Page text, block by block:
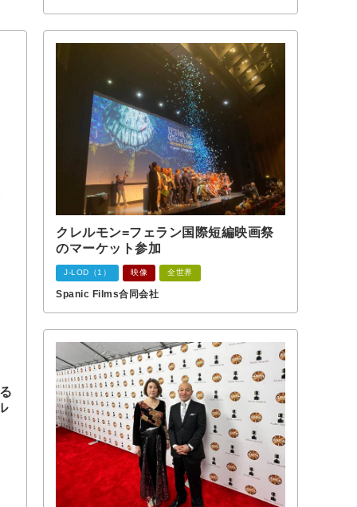
クレルモン=フェラン国際短編映画祭
のマーケット参加
J-LOD（1） 映像 全世界
Spanic Films合同会社